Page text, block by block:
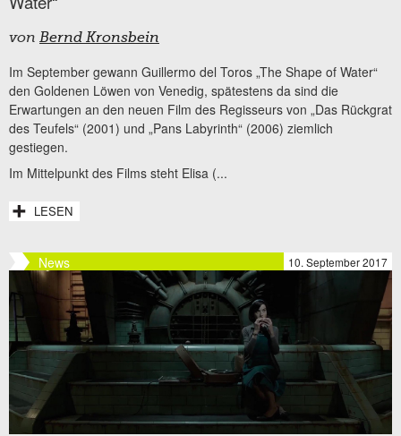
von Bernd Kronsbein
Im September gewann Guillermo del Toros „The Shape of Water“
den Goldenen Löwen von Venedig, spätestens da sind die
Erwartungen an den neuen Film des Regisseurs von „Das Rückgrat
des Teufels“ (2001) und „Pans Labyrinth“ (2006) ziemlich
gestiegen.
Im Mittelpunkt des Films steht Elisa (...
LESEN
News 10. September 2017